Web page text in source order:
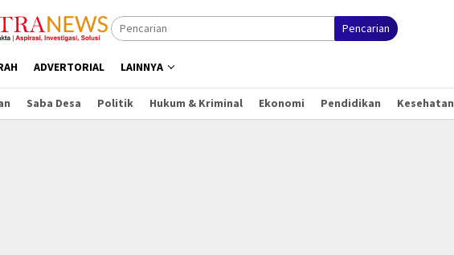
Pencarian
ADVERTORIAL LAINNYA
Saba Desa Politik Hukum & Kriminal Ekonomi Pendidikan Kesehatan